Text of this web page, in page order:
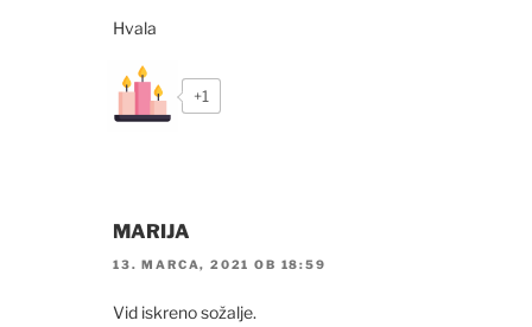
Hvala
+1
MARIJA
13. MARCA, 2021 OB 18:59
Vid iskreno sožalje.